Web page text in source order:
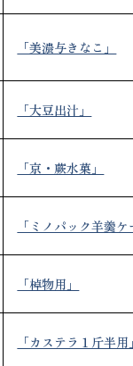
「美濃与きなこ」
「大豆出汁」
「京・蕨水菓」
「ミノパック羊羹
「棹物用」
「カステラ１斤半用